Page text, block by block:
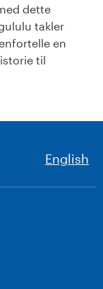
dette
takler
en
til
English